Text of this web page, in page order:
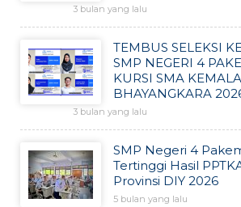
3 bulan yang lalu
TEMBUS SELEKSI
SMP NEGERI 4
KURSI SMA
BHAYANGKARA
3 bulan yang lalu
SMP Negeri 4
Tertinggi Hasil
Provinsi DIY 2026
5 bulan yang lalu